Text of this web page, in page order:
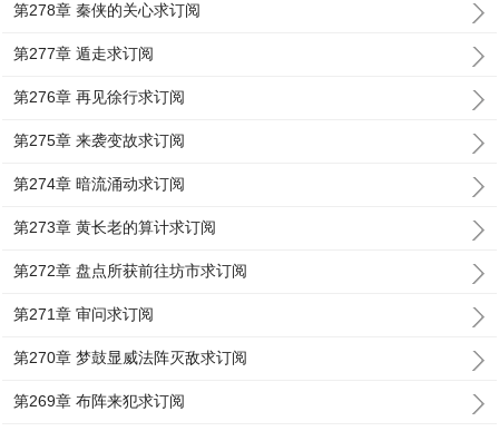
第278章 秦侠的关心求订阅
第277章 遁走求订阅
第276章 再见徐行求订阅
第275章 来袭变故求订阅
第274章 暗流涌动求订阅
第273章 黄长老的算计求订阅
第272章 盘点所获前往坊市求订阅
第271章 审问求订阅
第270章 梦鼓显威法阵灭敌求订阅
第269章 布阵来犯求订阅